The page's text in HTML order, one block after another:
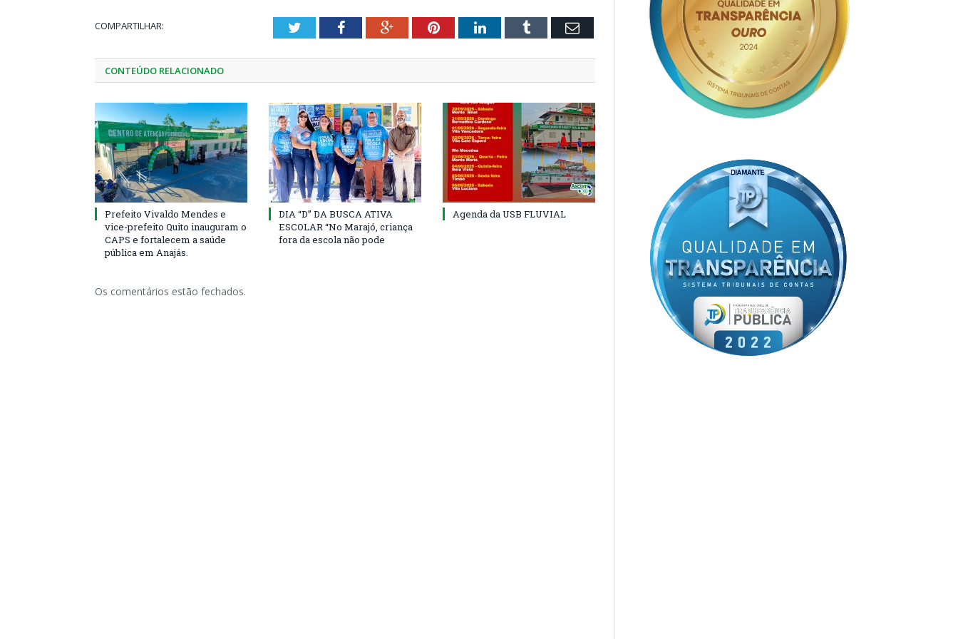
COMPARTILHAR: TwitterFacebookGoogle+PinterestLinkedInTumblr Email
CONTEÚDO RELACIONADO
Prefeito Vivaldo Mendes e
vice-prefeito Quito inauguram o
CAPS e fortalecem a saúde
pública em Anajás.
DIA “D” DA BUSCA ATIVA
ESCOLAR “No Marajó, criança
fora da escola não pode
Agenda da USB FLUVIAL
Os comentários estão fechados.